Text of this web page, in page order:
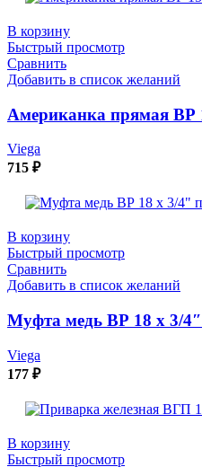
В корзину
Быстрый просмотр
Сравнить
Добавить в список желаний
Американка прямая ВР
Viega
715 ₽
В корзину
Быстрый просмотр
Сравнить
Добавить в список желаний
Муфта медь ВР 18 х 3/
Viega
177 ₽
В корзину
Быстрый просмотр